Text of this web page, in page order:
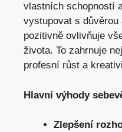
vlastních schopností
vystupovat s důvěrou
pozitivně ovlivňuje
života. To zahrnuje
profesní růst a
Hlavní výhody
Zlepšení